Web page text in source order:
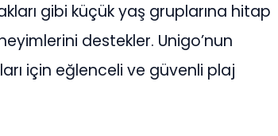
gibi küçük yaş gruplarına hitap
destekler. Unigo’nun
için eğlenceli ve güvenli plaj